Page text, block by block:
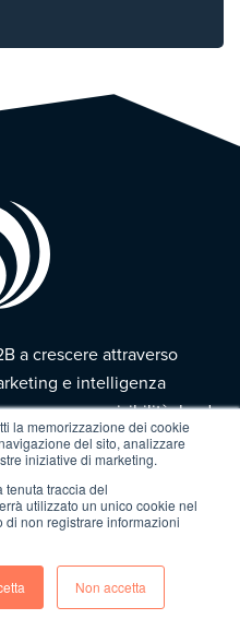
la memorizzazione dei cookie
del sito, analizzare
iniziative di marketing.
tenuta traccia del
utilizzato un unico cookie nel
di non registrare informazioni
Non accetta
a crescere attraverso
e intelligenza
generare visibilità, lead
è parte del gruppo
specializzata nello